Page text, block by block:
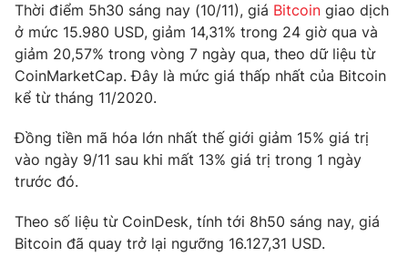
Tin tức
Thế giới đó đây
Câu chuyện quốc tế
Kinh tế
Tài chính
Góc doanh nghiệp
Dữ liệu và đời sống
Truyền hình
Phim VTV
Hậu trường
Điện ảnh
Đời sống
Thời điểm 5h30 sáng nay (10/11), giá Bitcoin giao dịch
ở mức 15.980 USD, giảm 14,31% trong 24 giờ qua và
giảm 20,57% trong vòng 7 ngày qua, theo dữ liệu từ
CoinMarketCap. Đây là mức giá thấp nhất của Bitcoin
kể từ tháng 11/2020.
Đồng tiền mã hóa lớn nhất thế giới giảm 15% giá trị
vào ngày 9/11 sau khi mất 13% giá trị trong 1 ngày
trước đó.
Theo số liệu từ CoinDesk, tính tới 8h50 sáng nay, giá
Bitcoin đã quay trở lại ngưỡng 16.127,31 USD.